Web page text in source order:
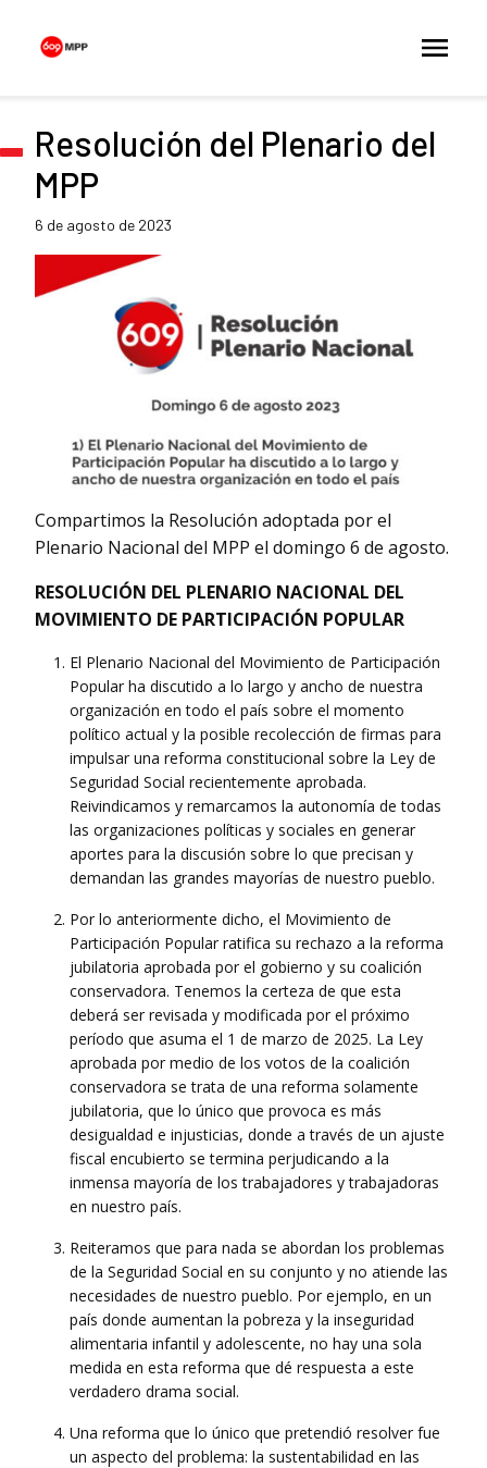
Resolución del Plenario del
MPP
6 de agosto de 2023
Compartimos la Resolución adoptada por el
Plenario Nacional del MPP el domingo 6 de agosto.
RESOLUCIÓN DEL PLENARIO NACIONAL DEL
MOVIMIENTO DE PARTICIPACIÓN POPULAR
El Plenario Nacional del Movimiento de Participación
Popular ha discutido a lo largo y ancho de nuestra
organización en todo el país sobre el momento
político actual y la posible recolección de firmas para
impulsar una reforma constitucional sobre la Ley de
Seguridad Social recientemente aprobada.
Reivindicamos y remarcamos la autonomía de todas
las organizaciones políticas y sociales en generar
aportes para la discusión sobre lo que precisan y
demandan las grandes mayorías de nuestro pueblo.
Por lo anteriormente dicho, el Movimiento de
Participación Popular ratifica su rechazo a la reforma
jubilatoria aprobada por el gobierno y su coalición
conservadora. Tenemos la certeza de que esta
deberá ser revisada y modificada por el próximo
período que asuma el 1 de marzo de 2025. La Ley
aprobada por medio de los votos de la coalición
conservadora se trata de una reforma solamente
jubilatoria, que lo único que provoca es más
desigualdad e injusticias, donde a través de un ajuste
fiscal encubierto se termina perjudicando a la
inmensa mayoría de los trabajadores y trabajadoras
en nuestro país.
Reiteramos que para nada se abordan los problemas
de la Seguridad Social en su conjunto y no atiende las
necesidades de nuestro pueblo. Por ejemplo, en un
país donde aumentan la pobreza y la inseguridad
alimentaria infantil y adolescente, no hay una sola
medida en esta reforma que dé respuesta a este
verdadero drama social.
Una reforma que lo único que pretendió resolver fue
un aspecto del problema: la sustentabilidad en las